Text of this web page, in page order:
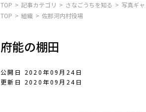
TOP 記事カテゴリ さなごうちを知る
写真ギ
TOP
組織 佐那河内村役場
府能の棚田
公開日 2020年09月24日
更新日 2020年09月24日